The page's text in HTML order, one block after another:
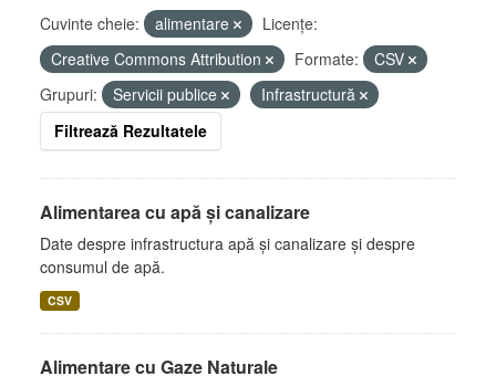
Cuvinte cheie: alimentare
Licenţe:
Creative Commons Attribution
Formate:
CSV
Grupuri:
Servicii publice
Infrastructură
Filtrează Rezultatele
Alimentarea cu apă și canalizare
Date despre infrastructura apă și canalizare și despre
consumul de apă.
CSV
Alimentare cu Gaze Naturale